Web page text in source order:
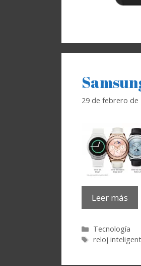
29 de febrero de
Leer más
Categorías
Tecnología
Etiquetas
reloj